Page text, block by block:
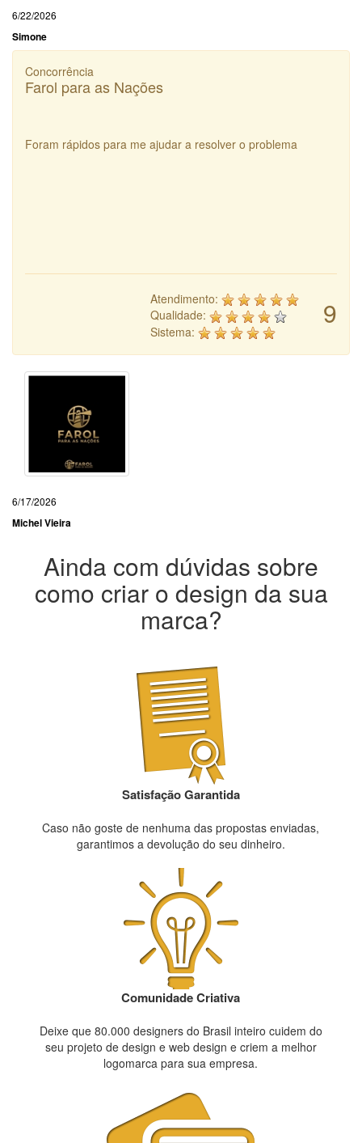
6/22/2026
Simone
Concorrência
Farol para as Nações
Foram rápidos para me ajudar a resolver o problema
9
Atendimento:
Qualidade:
Sistema:
6/17/2026
Michel Vieira
Ainda com dúvidas sobre
como criar o design da sua
marca?
Satisfação Garantida
Caso não goste de nenhuma das propostas enviadas,
garantimos a devolução do seu dinheiro.
Comunidade Criativa
Deixe que 80.000 designers do Brasil inteiro cuidem do
seu projeto de design e web design e criem a melhor
logomarca para sua empresa.